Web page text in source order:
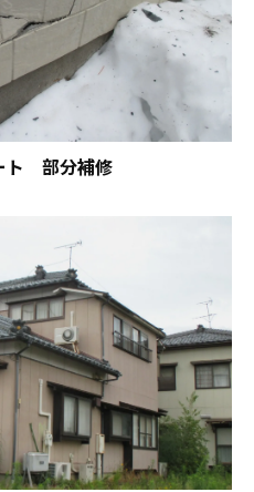
部分補修